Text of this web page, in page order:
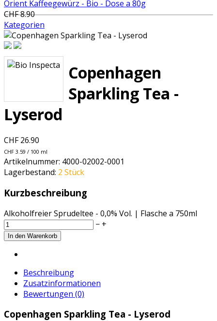
Orient Kaffeegewürz - Bio - Dose a 80g
CHF 8.90
Kategorien
Copenhagen
Sparkling Tea -
Lyserod
CHF 26.90
CHF 3.59 / 100 ml
Artikelnummer: 4000-02002-0001
Lagerbestand: 2 Stück
Kurzbeschreibung
Alkoholfreier Sprudeltee - 0,0% Vol. | Flasche a 750ml
− +
Beschreibung
Zusatzinformationen
Bewertungen (0)
Copenhagen Sparkling Tea - Lyserod